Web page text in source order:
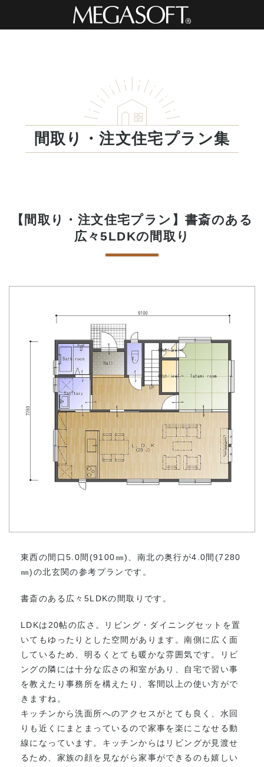
間取り・注文住宅プラン集
【間取り・注文住宅プラン】書斎のある
広々5LDKの間取り
東西の間口5.0間(9100㎜)、南北の奥行が4.0間(7280
㎜)の北玄関の参考プランです。
書斎のある広々5LDKの間取りです。
LDKは20帖の広さ。リビング・ダイニングセットを置
いてもゆったりとした空間があります。南側に広く面
しているため、明るくとても暖かな雰囲気です。リビ
ングの隣には十分な広さの和室があり、自宅で習い事
を教えたり事務所を構えたり、客間以上の使い方がで
きますね。
キッチンから洗面所へのアクセスがとても良く、水回
りも近くにまとまっているので家事を楽にこなせる動
線になっています。キッチンからはリビングが見渡せ
るため、家族の顔を見ながら家事ができるのも嬉しい